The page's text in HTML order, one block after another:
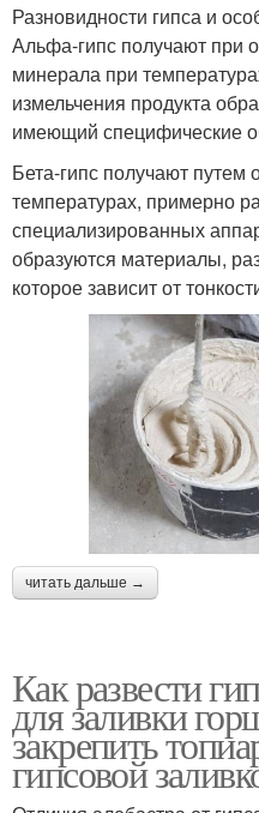
Разновидности гипса и
Альфа-гипс получают при
минерала при
измельчения продукта
имеющий специфические
Бета-гипс получают путем
температурах, примерно
специализированных
образуются материалы,
которое зависит от
читать дальше →
Как развести
для заливки
закрепить
гипсовой